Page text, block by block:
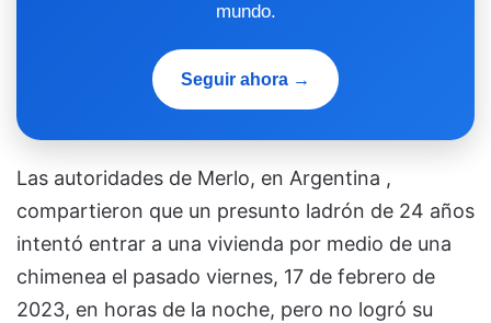
mundo.
Seguir ahora →
Las autoridades de Merlo, en Argentina ,
compartieron que un presunto ladrón de 24 años
intentó entrar a una vivienda por medio de una
chimenea el pasado viernes, 17 de febrero de
2023, en horas de la noche, pero no logró su